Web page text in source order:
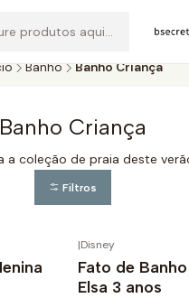
Banho Banho Criança
Banho Criança
a coleção de praia deste
Filtros
-50%
|Disney
Fato de
Elsa 3 anos